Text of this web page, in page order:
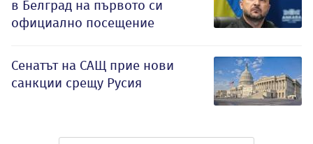
в Белград на първото си
официално посещение
Сенатът на САЩ прие нови
санкции срещу Русия